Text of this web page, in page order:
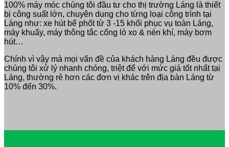
100% máy móc chúng tôi đầu tư cho thị trường Láng là thiết
bị công suất lớn, chuyên dụng cho từng loại công trình tại
Láng như: xe hút bể phốt từ 3 -15 khối phục vụ toàn Láng,
máy khuấy, máy thông tắc cống lò xo & nén khí, máy bơm
hút…
Chính vì vậy mà mọi vấn đề của khách hàng Láng đều được
chúng tôi xử lý nhanh chóng, triệt để với mức giá tốt nhất tại
Láng, thường rẻ hơn các đơn vị khác trên địa bàn Láng từ
10% đến 30%.